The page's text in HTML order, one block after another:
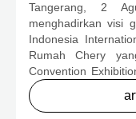
LENGKAP
KONSUMEN
MILIAR
Tangerang, 2
menghadirkan visi
Indonesia
Rumah Chery
Convention
rumah yang
pengalaman